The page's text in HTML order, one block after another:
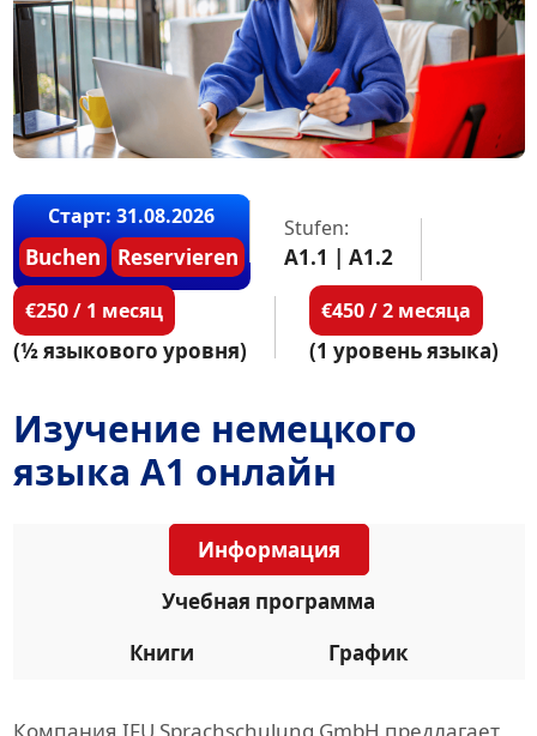
Старт: 31.08.2026
Buchen Reservieren
Stufen:
A1.1 | A1.2
€250 / 1 месяц
(½ языкового уровня)
€450 / 2 месяца
(1 уровень языка)
Изучение немецкого
языка A1 онлайн
Информация
Учебная программа
Книги
График